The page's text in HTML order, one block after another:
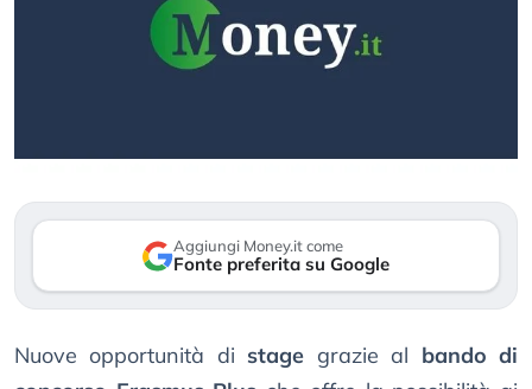
Aggiungi Money.it come
Fonte preferita su Google
Nuove opportunità di stage grazie al bando di